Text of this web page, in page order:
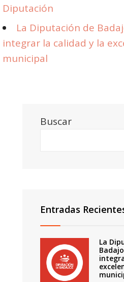
Diputación
La Diputación de
integrar la calidad y la
municipal
Buscar
Entradas
La